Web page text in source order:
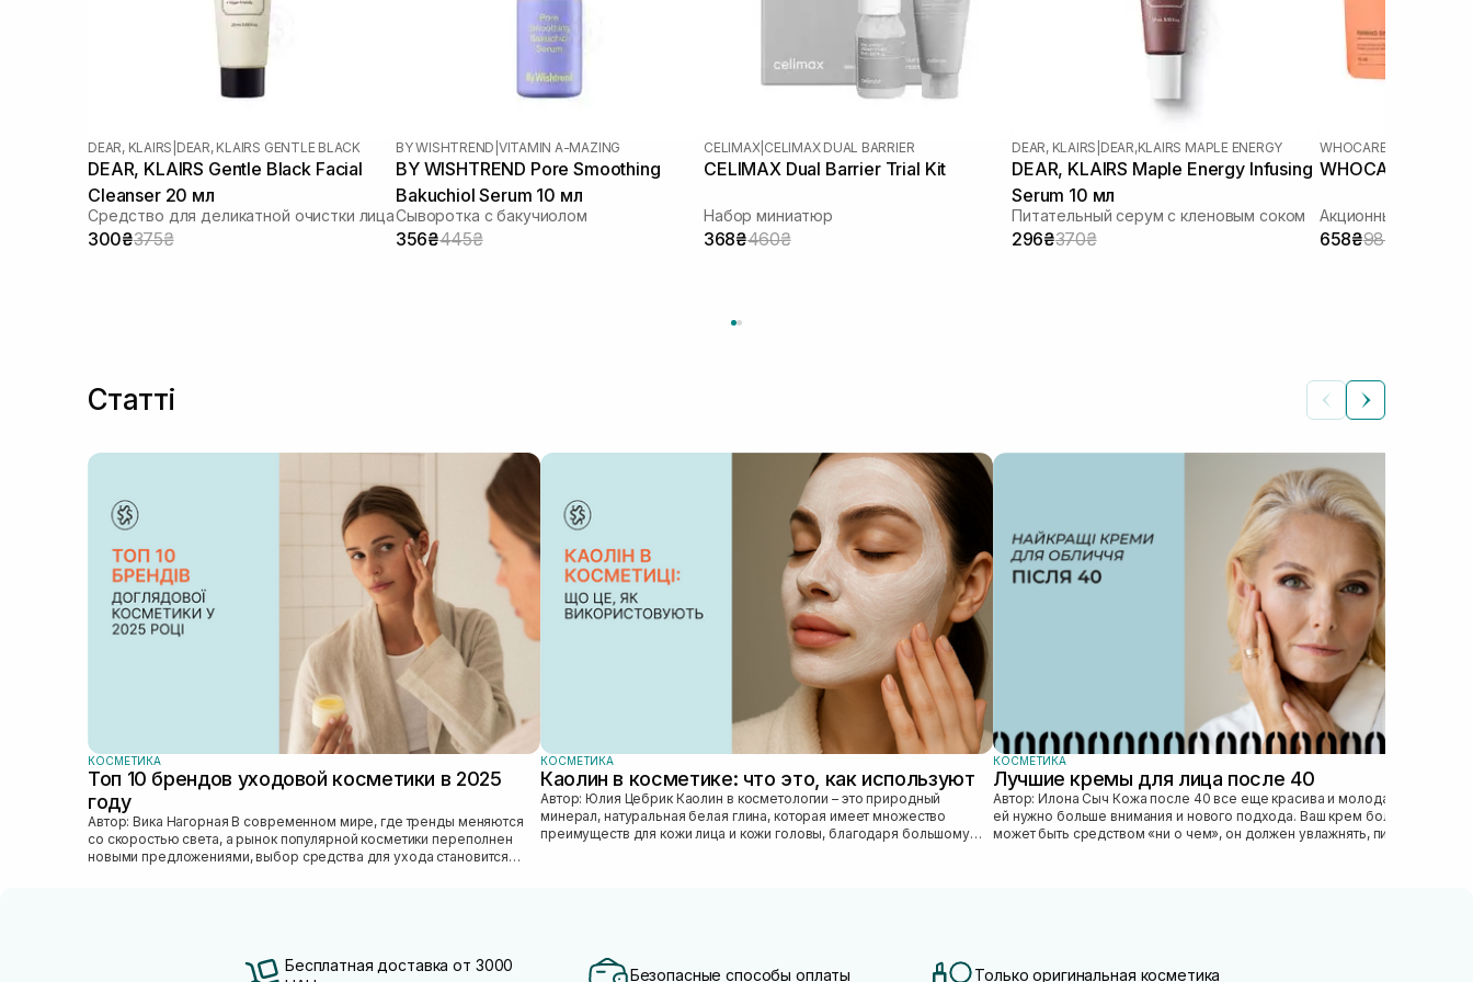
DEAR, KLAIRS DEAR, KLAIRS GENTLE BLACK
DEAR, KLAIRS Gentle Black Facial
Cleanser 20 мл
Средство для деликатной очистки лица
300₴375₴
BY WISHTREND VITAMIN A-MAZING
BY WISHTREND Pore Smoothing
Bakuchiol Serum 10 мл
Сыворотка с бакучиолом
356₴445₴
CELIMAX CELIMAX DUAL BARRIER
CELIMAX Dual Barrier Trial Kit
Набор миниатюр
368₴460₴
DEAR, KLAIRS DEAR,KLAIRS MAPLE ENERGY
DEAR, KLAIRS Maple Energy Infusing
Serum 10 мл
Питательный серум с кленовым соком
296₴370₴
WHOCARES
WHOCARES
Акционный набор
658₴987₴
Статті
КОСМЕТИКА
Топ 10 брендов уходовой косметики в 2025
году
Автор: Вика Нагорная В современном мире, где тренды меняются
со скоростью света, а рынок популярной косметики переполнен
новыми предложениями, выбор средства для ухода становится
КОСМЕТИКА
Каолин в косметике: что это, как используют
Автор: Юлия Цебрик Каолин в косметологии – это природный
минерал, натуральная белая глина, которая имеет множество
преимуществ для кожи лица и кожи головы, благодаря большому
КОСМЕТИКА
Лучшие кремы для лица после 40
Автор: Илона Сыч Кожа после 40 все еще красива и молода, просто
ей нужно больше внимания и нового подхода. Ваш крем больше не
может быть средством «ни о чем», он должен увлажнять, питать,
Бесплатная доставка от 3000
Безопасные способы оплаты Только оригинальная косметика